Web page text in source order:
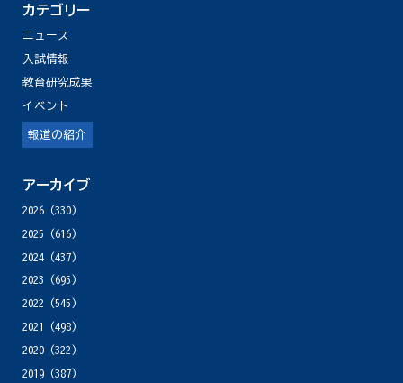
カテゴリー
ニュース
入試情報
教育研究成果
イベント
報道の紹介
アーカイブ
2026(330)
2025 (616)
2024(437)
2023 (695)
2022 (545)
2021
(498)
2020(322)
2019(387)